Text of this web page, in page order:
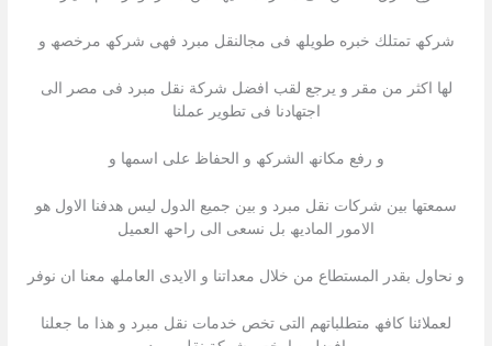
شركھ تمتلك خبره طویلھ فى مجالنقل مبرد فھى شركھ مرخصھ و
لھا اكثر من مقر و یرجع لقب افضل شركة نقل مبرد فى مصر الى
اجتھادنا فى تطویر عملنا
و رفع مكانھ الشركھ و الحفاظ على اسمھا و
سمعتھا بین شركات نقل مبرد و بین جمیع الدول لیس ھدفنا الاول ھو
الامور المادیھ بل نسعى الى راحھ العمیل
و نحاول بقدر المستطاع من خلال معداتنا و الایدى العاملھ معنا ان نوفر
لعملائنا كافھ متطلباتھم التى تخص خدمات نقل مبرد و ھذا ما جعلنا